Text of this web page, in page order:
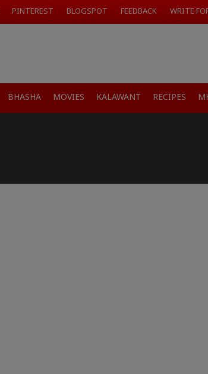
PINTEREST BLOGSPOT FEEDBACK WRITE
BHASHA MOVIES KALAWANT RECIPES